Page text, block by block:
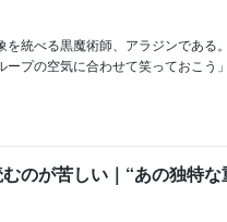
を統べる黒魔術師、アラジンである
ープの空気に合わせて笑っておこ
のが苦しい｜“あの独特な